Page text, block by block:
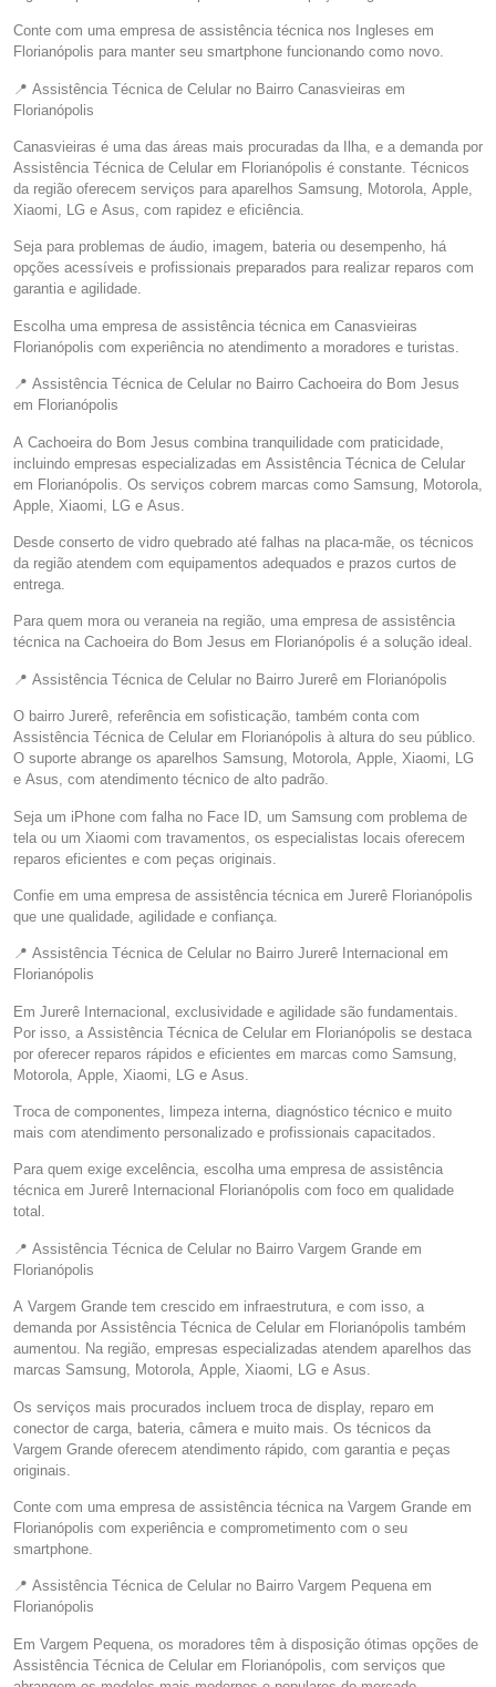
Conte com uma empresa de assistência técnica nos Ingleses em
Florianópolis para manter seu smartphone funcionando como novo.
📍 Assistência Técnica de Celular no Bairro Canasvieiras em
Florianópolis
Canasvieiras é uma das áreas mais procuradas da Ilha, e a demanda por
Assistência Técnica de Celular em Florianópolis é constante. Técnicos
da região oferecem serviços para aparelhos Samsung, Motorola, Apple,
Xiaomi, LG e Asus, com rapidez e eficiência.
Seja para problemas de áudio, imagem, bateria ou desempenho, há
opções acessíveis e profissionais preparados para realizar reparos com
garantia e agilidade.
Escolha uma empresa de assistência técnica em Canasvieiras
Florianópolis com experiência no atendimento a moradores e turistas.
📍 Assistência Técnica de Celular no Bairro Cachoeira do Bom Jesus
em Florianópolis
A Cachoeira do Bom Jesus combina tranquilidade com praticidade,
incluindo empresas especializadas em Assistência Técnica de Celular
em Florianópolis. Os serviços cobrem marcas como Samsung, Motorola,
Apple, Xiaomi, LG e Asus.
Desde conserto de vidro quebrado até falhas na placa-mãe, os técnicos
da região atendem com equipamentos adequados e prazos curtos de
entrega.
Para quem mora ou veraneia na região, uma empresa de assistência
técnica na Cachoeira do Bom Jesus em Florianópolis é a solução ideal.
📍 Assistência Técnica de Celular no Bairro Jurerê em Florianópolis
O bairro Jurerê, referência em sofisticação, também conta com
Assistência Técnica de Celular em Florianópolis à altura do seu público.
O suporte abrange os aparelhos Samsung, Motorola, Apple, Xiaomi, LG
e Asus, com atendimento técnico de alto padrão.
Seja um iPhone com falha no Face ID, um Samsung com problema de
tela ou um Xiaomi com travamentos, os especialistas locais oferecem
reparos eficientes e com peças originais.
Confie em uma empresa de assistência técnica em Jurerê Florianópolis
que une qualidade, agilidade e confiança.
📍 Assistência Técnica de Celular no Bairro Jurerê Internacional em
Florianópolis
Em Jurerê Internacional, exclusividade e agilidade são fundamentais.
Por isso, a Assistência Técnica de Celular em Florianópolis se destaca
por oferecer reparos rápidos e eficientes em marcas como Samsung,
Motorola, Apple, Xiaomi, LG e Asus.
Troca de componentes, limpeza interna, diagnóstico técnico e muito
mais com atendimento personalizado e profissionais capacitados.
Para quem exige excelência, escolha uma empresa de assistência
técnica em Jurerê Internacional Florianópolis com foco em qualidade
total.
📍 Assistência Técnica de Celular no Bairro Vargem Grande em
Florianópolis
A Vargem Grande tem crescido em infraestrutura, e com isso, a
demanda por Assistência Técnica de Celular em Florianópolis também
aumentou. Na região, empresas especializadas atendem aparelhos das
marcas Samsung, Motorola, Apple, Xiaomi, LG e Asus.
Os serviços mais procurados incluem troca de display, reparo em
conector de carga, bateria, câmera e muito mais. Os técnicos da
Vargem Grande oferecem atendimento rápido, com garantia e peças
originais.
Conte com uma empresa de assistência técnica na Vargem Grande em
Florianópolis com experiência e comprometimento com o seu
smartphone.
📍 Assistência Técnica de Celular no Bairro Vargem Pequena em
Florianópolis
Em Vargem Pequena, os moradores têm à disposição ótimas opções de
Assistência Técnica de Celular em Florianópolis, com serviços que